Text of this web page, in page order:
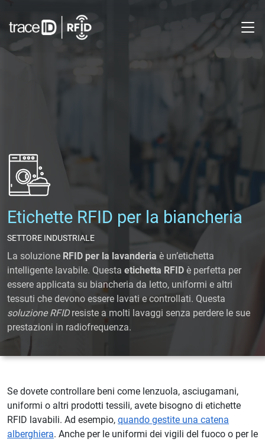
Etichette RFID per la biancheria
SETTORE INDUSTRIALE
La soluzione RFID per la lavanderia è un’etichetta
intelligente lavabile. Questa etichetta RFID è perfetta per
essere applicata su biancheria da letto, uniformi e altri
tessuti che devono essere lavati e controllati. Questa
soluzione RFIDresiste a molti lavaggi senza perdere le sue
prestazioni in radiofrequenza.
Se dovete controllare beni come lenzuola, asciugamani,
uniformi o altri prodotti tessili, avete bisogno di etichette
RFID lavabili. Ad esempio, quando gestite una catena
alberghiera. Anche per le uniformi dei vigili del fuoco o per le